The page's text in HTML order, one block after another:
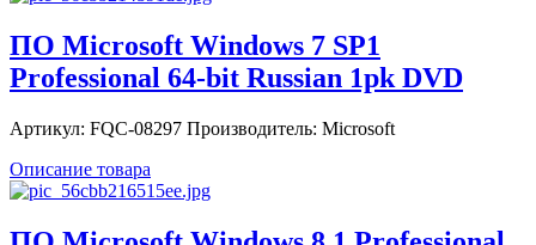
ПО Microsoft Windows 7 SP1
Professional 64-bit Russian 1pk DVD
Артикул: FQC-08297 Производитель: Microsoft
Описание товара